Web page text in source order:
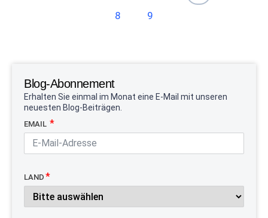
8
9
Blog-Abonnement
Erhalten Sie einmal im Monat eine E-Mail mit unseren
neuesten Blog-Beiträgen.
EMAIL
LAND